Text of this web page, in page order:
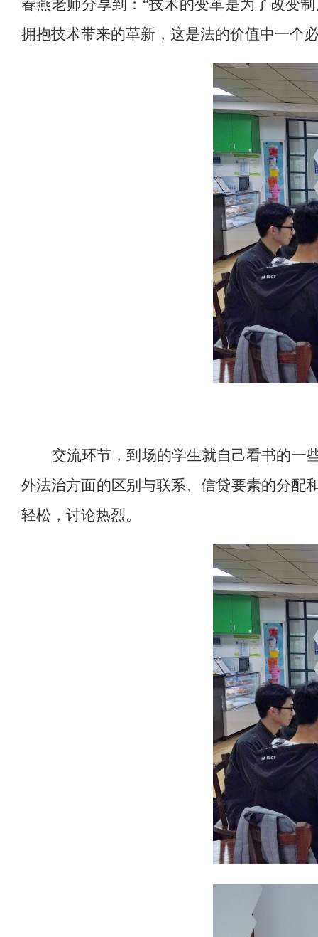
春燕老师分享到：“技术的变革是为了改变
拥抱技术带来的革新，这是法的价值中一个
交流环节，到场的学生就自己看书的一
外法治方面的区别与联系、信贷要素的分配
轻松，讨论热烈。